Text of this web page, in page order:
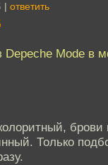
| ответить
Depeche Mode в
брови
Только